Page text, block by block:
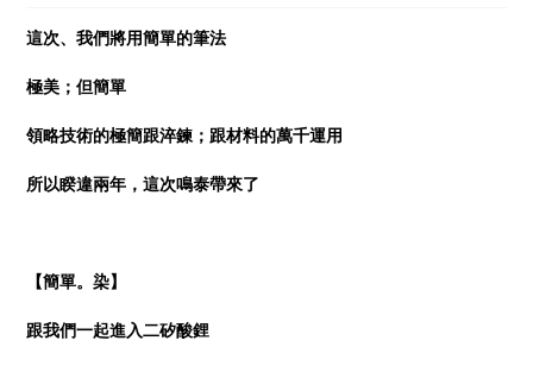
這次、我們將用簡單的筆法
極美；但簡單
領略技術的極簡跟淬鍊；跟材料的萬千運用
所以睽違兩年，這次鳴泰帶來了
【簡單。染】
跟我們一起進入二矽酸鋰